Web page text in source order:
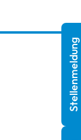
Stellenmeldung